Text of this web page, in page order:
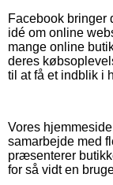
Facebook bringer
idé om online
mange online
deres
til at få et indblik i
Vores
samarbejde med
præsenterer
for så vidt en